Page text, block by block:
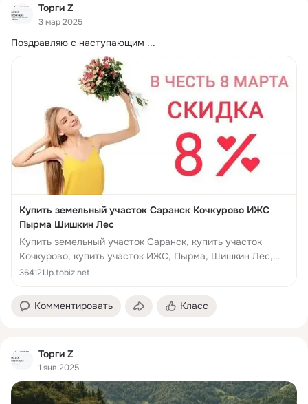
Торги Z
3 мар 2025
Поздравляю с наступающим ...
Купить земельный участок Саранск Кочкурово ИЖС
Пырма Шишкин Лес
Купить земельный участок Саранск, купить участок
Кочкурово, купить участок ИЖС, Пырма, Шишкин Лес,
отдых Шишкин Лес, участок Шишкин лес, купить шишкин
364121.lp.tobiz.net
Комментировать Класс
Торги Z
1 янв 2025